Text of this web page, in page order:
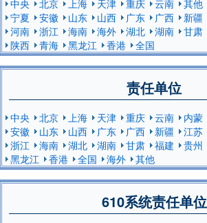
中央 北京 上海 天津 重庆 云南 其他
宁夏
安徽 山东 山西 广东 广西 新疆
河南
浙江 海南 海外 湖北 湖南 甘肃
陕西
青海 黑龙江 香港 全国
责任单位
中央 北京 上海 天津 重庆 云南 内蒙
安徽
山东 山西 广东 广西 新疆 江苏
浙江
海南 湖北 湖南 甘肃 福建 贵州
黑龙江
香港 全国 海外 其他
610系统责任单位